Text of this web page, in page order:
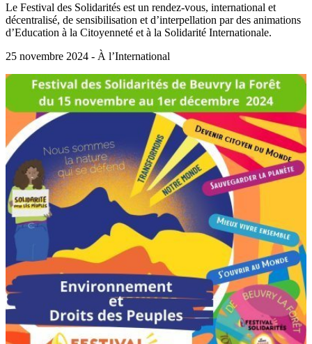
Le Festival des Solidarités est un rendez-vous, international et
décentralisé, de sensibilisation et d’interpellation par des animations
d’Education à la Citoyenneté et à la Solidarité Internationale.
25 novembre 2024 - À l’International